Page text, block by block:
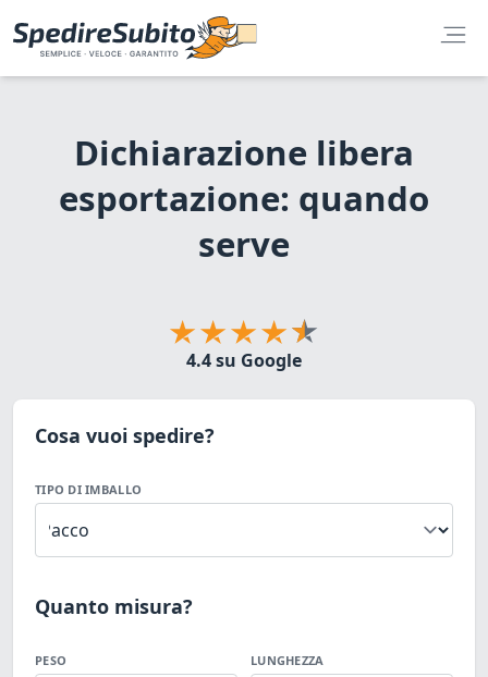
Dichiarazione libera
esportazione: quando
serve
4.4 su Google
Cosa vuoi spedire?
TIPO DI IMBALLO
Quanto misura?
PESO LUNGHEZZA